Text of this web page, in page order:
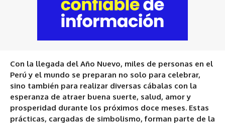
Con la llegada del Año Nuevo, miles de personas en el
Perú y el mundo se preparan no solo para celebrar,
sino también para realizar diversas cábalas con la
esperanza de atraer buena suerte, salud, amor y
prosperidad durante los próximos doce meses. Estas
prácticas, cargadas de simbolismo, forman parte de la